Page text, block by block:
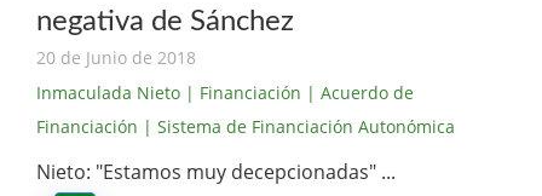
negativa de Sánchez
20 de Junio de 2018
Inmaculada Nieto | Financiación | Acuerdo de
Financiación | Sistema de Financiación Autonómica
Nieto: "Estamos muy decepcionadas" ...